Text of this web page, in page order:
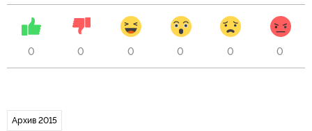
0 0 0 0 0 0
Архив 2015